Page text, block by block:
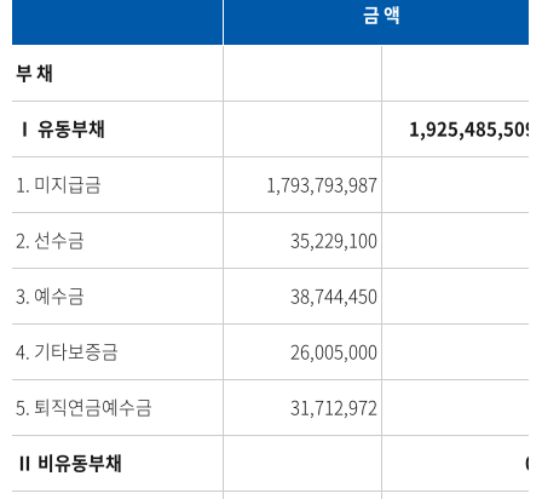
당
기
제
2
4
기
)
2
0
2
년
1
금 액
부 채
Ⅰ 유동부채 1,925,485,509
1. 미지급금 1,793,793,987
2. 선수금 35,229,100
3. 예수금 38,744,450
4. 기타보증금 26,005,000
5. 퇴직연금예수금 31,712,972
Ⅱ 비유동부채 0